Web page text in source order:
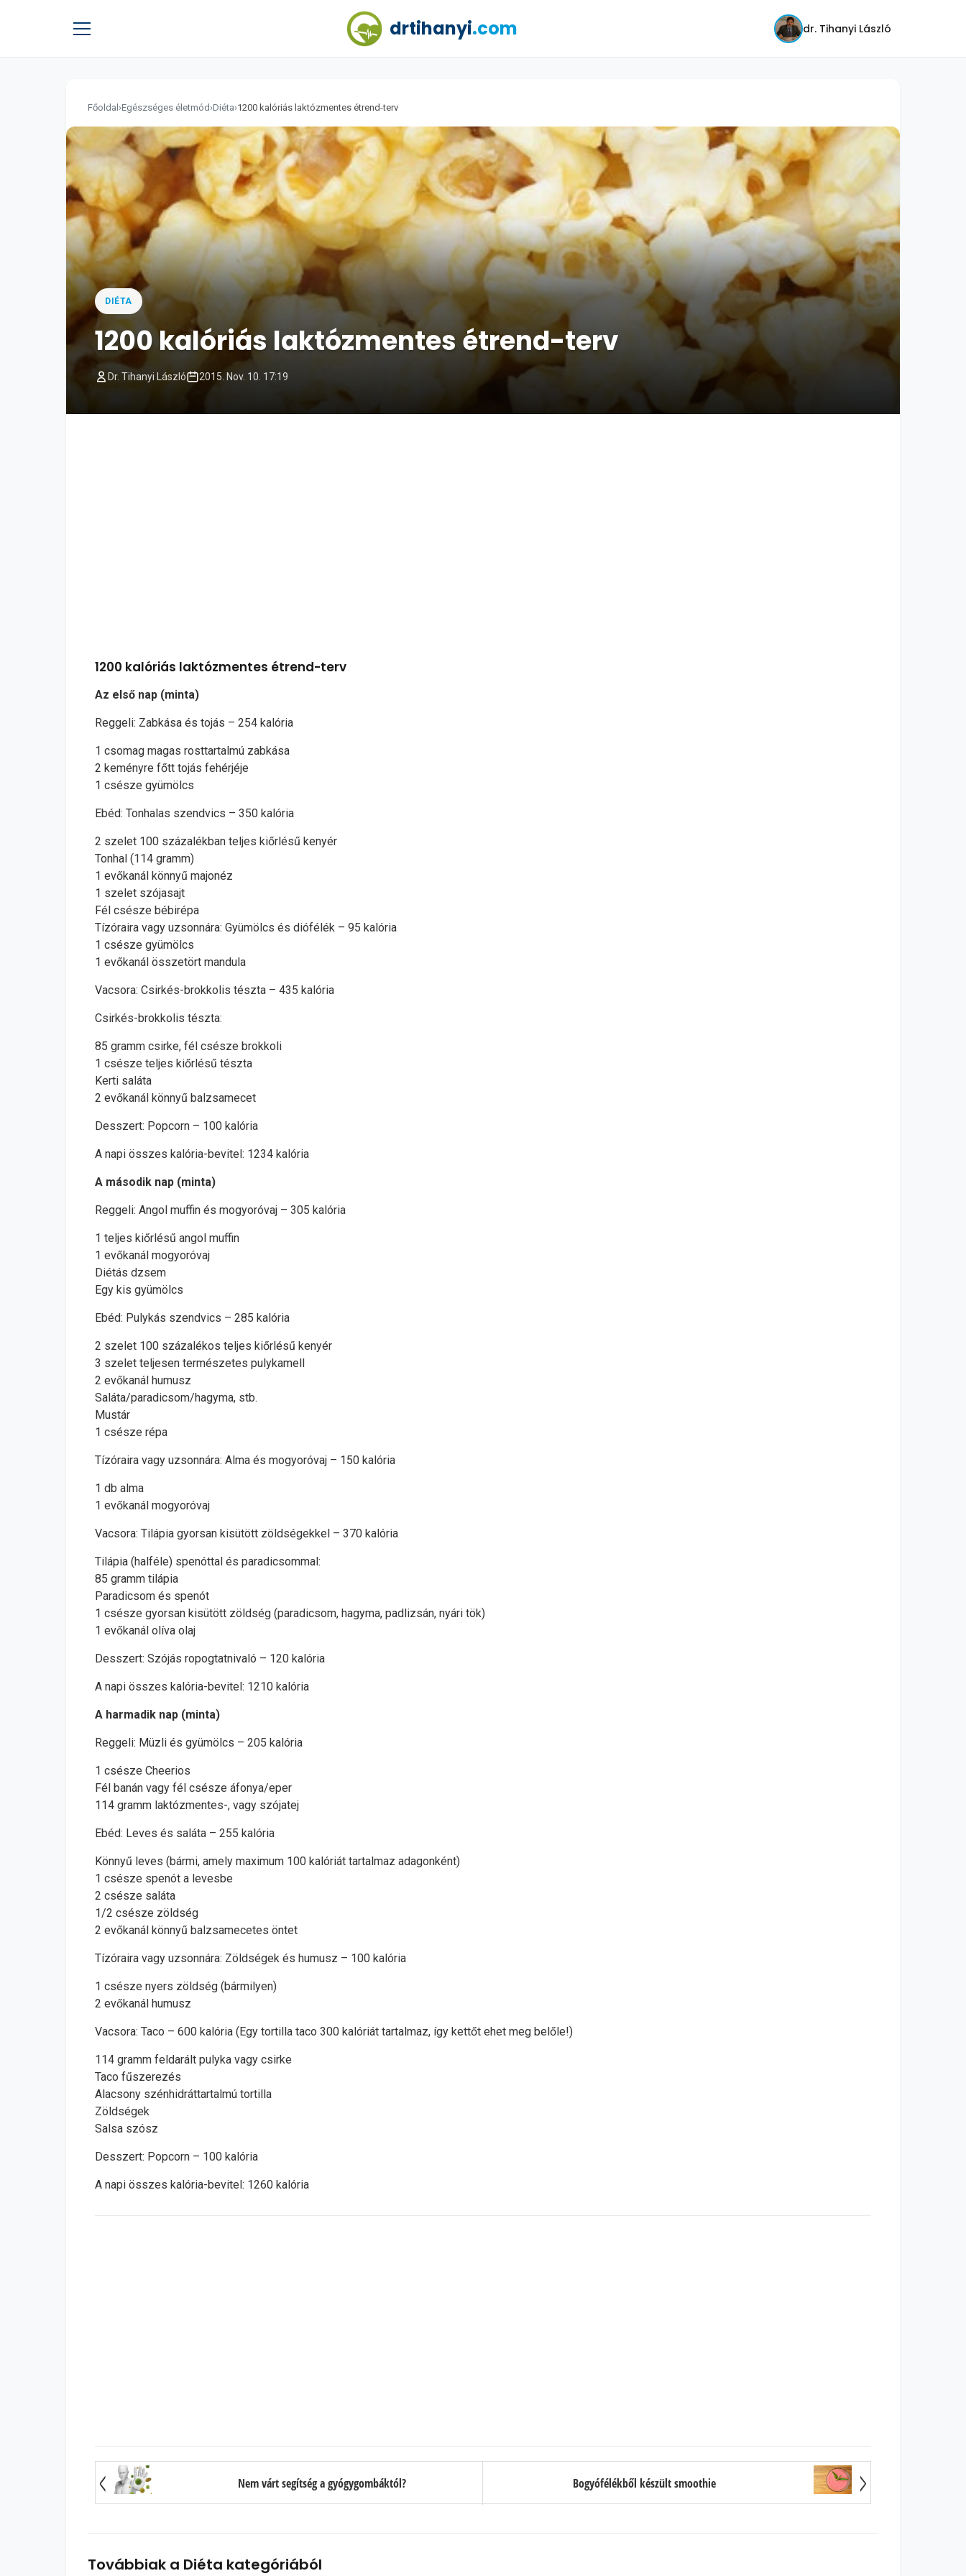
drtihanyi.com dr. Tihanyi László
Főoldal ›Egészséges életmód ›Diéta›1200 kalóriás laktózmentes étrend-terv
DIÉTA
1200 kalóriás laktózmentes étrend-terv
Dr. Tihanyi László 2015. Nov. 10. 17:19
1200 kalóriás laktózmentes étrend-terv
Az első nap (minta)
Reggeli: Zabkása és tojás – 254 kalória
1 csomag magas rosttartalmú zabkása
2 keményre főtt tojás fehérjéje
1 csésze gyümölcs
Ebéd: Tonhalas szendvics – 350 kalória
2 szelet 100 százalékban teljes kiőrlésű kenyér
Tonhal (114 gramm)
1 evőkanál könnyű majonéz
1 szelet szójasajt
Fél csésze bébirépa
Tízóraira vagy uzsonnára: Gyümölcs és diófélék – 95 kalória
1 csésze gyümölcs
1 evőkanál összetört mandula
Vacsora: Csirkés-brokkolis tészta – 435 kalória
Csirkés-brokkolis tészta:
85 gramm csirke, fél csésze brokkoli
1 csésze teljes kiőrlésű tészta
Kerti saláta
2 evőkanál könnyű balzsamecet
Desszert: Popcorn – 100 kalória
A napi összes kalória-bevitel: 1234 kalória
A második nap (minta)
Reggeli: Angol muffin és mogyoróvaj – 305 kalória
1 teljes kiőrlésű angol muffin
1 evőkanál mogyoróvaj
Diétás dzsem
Egy kis gyümölcs
Ebéd: Pulykás szendvics – 285 kalória
2 szelet 100 százalékos teljes kiőrlésű kenyér
3 szelet teljesen természetes pulykamell
2 evőkanál humusz
Saláta/paradicsom/hagyma, stb.
Mustár
1 csésze répa
Tízóraira vagy uzsonnára: Alma és mogyoróvaj – 150 kalória
1 db alma
1 evőkanál mogyoróvaj
Vacsora: Tilápia gyorsan kisütött zöldségekkel – 370 kalória
Tilápia (halféle) spenóttal és paradicsommal:
85 gramm tilápia
Paradicsom és spenót
1 csésze gyorsan kisütött zöldség (paradicsom, hagyma, padlizsán, nyári tök)
1 evőkanál olíva olaj
Desszert: Szójás ropogtatnivaló – 120 kalória
A napi összes kalória-bevitel: 1210 kalória
A harmadik nap (minta)
Reggeli: Müzli és gyümölcs – 205 kalória
1 csésze Cheerios
Fél banán vagy fél csésze áfonya/eper
114 gramm laktózmentes-, vagy szójatej
Ebéd: Leves és saláta – 255 kalória
Könnyű leves (bármi, amely maximum 100 kalóriát tartalmaz adagonként)
1 csésze spenót a levesbe
2 csésze saláta
1/2 csésze zöldség
2 evőkanál könnyű balzsamecetes öntet
Tízóraira vagy uzsonnára: Zöldségek és humusz – 100 kalória
1 csésze nyers zöldség (bármilyen)
2 evőkanál humusz
Vacsora: Taco – 600 kalória (Egy tortilla taco 300 kalóriát tartalmaz, így kettőt ehet meg belőle!)
114 gramm feldarált pulyka vagy csirke
Taco fűszerezés
Alacsony szénhidráttartalmú tortilla
Zöldségek
Salsa szósz
Desszert: Popcorn – 100 kalória
A napi összes kalória-bevitel: 1260 kalória
Nem várt segítség a gyógygombáktól? Bogyófélékből készült smoothie
Továbbiak a Diéta kategóriából